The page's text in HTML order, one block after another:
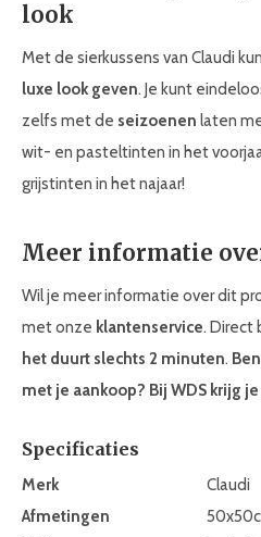
look
Met de sierkussens van Claudi
luxe look geven. Je kunt
zelfs met de seizoenen laten
wit- en pasteltinten in het
grijstinten in het najaar!
Meer informatie
Wil je meer informatie over dit
met onze klantenservice. Direct
het duurt slechts 2 minuten.
met je aankoop? Bij WDS krijg
Specificaties
Merk
Claudi
Afmetingen